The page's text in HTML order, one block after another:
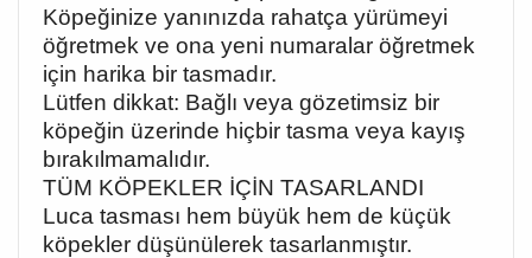
Köpeğinize yanınızda rahatça yürümeyi
öğretmek ve ona yeni numaralar öğretmek
için harika bir tasmadır.
Lütfen dikkat: Bağlı veya gözetimsiz bir
köpeğin üzerinde hiçbir tasma veya kayış
bırakılmamalıdır.
TÜM KÖPEKLER İÇİN TASARLANDI
Luca tasması hem büyük hem de küçük
köpekler düşünülerek tasarlanmıştır.